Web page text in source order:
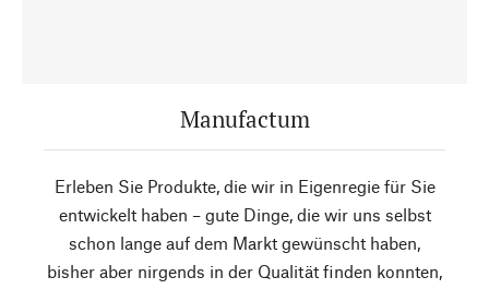
Manufactum
Erleben Sie Produkte, die wir in Eigenregie für Sie
entwickelt haben – gute Dinge, die wir uns selbst
schon lange auf dem Markt gewünscht haben,
bisher aber nirgends in der Qualität finden konnten,